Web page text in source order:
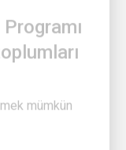
mümkün